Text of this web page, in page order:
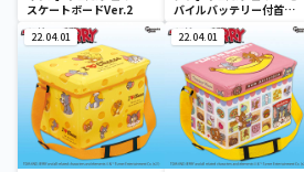
スケートボードVer.2
バイルバッテリー付首か
22.04.01 22.04.01